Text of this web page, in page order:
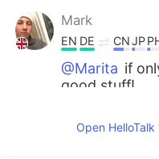
Mark
EN DE CNJP
@Marita if
good stuff!
Open